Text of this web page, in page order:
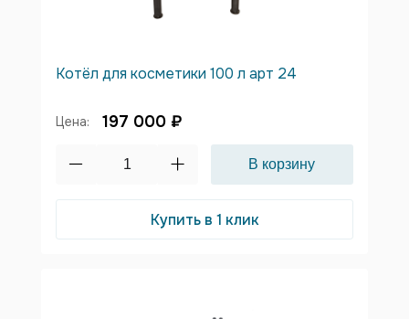
Котёл для косметики 100 л арт 24
Цена: 197 000 ₽
Купить в 1 клик